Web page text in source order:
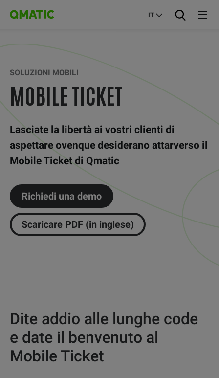
IT
SOLUZIONI MOBILI
MOBILE TICKET
Lasciate la libertà ai vostri clienti di
aspettare ovenque desiderano attarverso il
Mobile Ticket di Qmatic
Richiedi una demo
Scaricare PDF (in inglese)
Dite addio alle lunghe code
e date il benvenuto al
Mobile Ticket